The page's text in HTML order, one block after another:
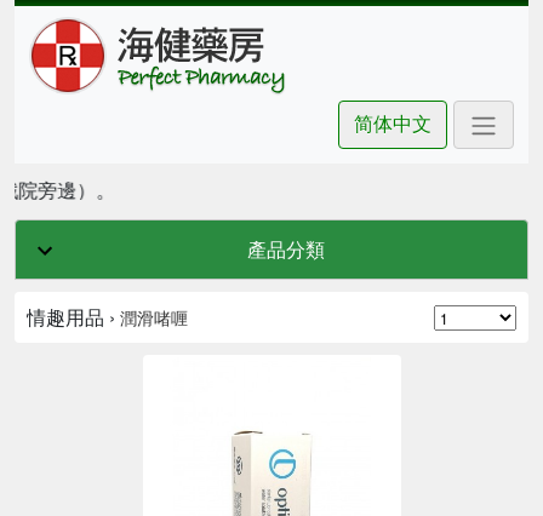
简体中文
旁邊）。
產品分類
情趣用品 › 潤滑啫喱